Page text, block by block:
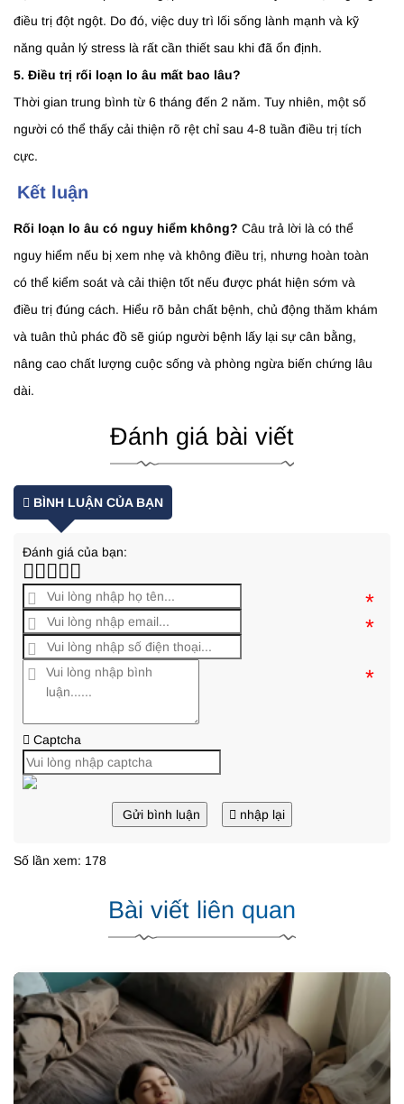
điều trị đột ngột. Do đó, việc duy trì lối sống lành mạnh và kỹ
năng quản lý stress là rất cần thiết sau khi đã ổn định.
5. Điều trị rối loạn lo âu mất bao lâu?
Thời gian trung bình từ 6 tháng đến 2 năm. Tuy nhiên, một số
người có thể thấy cải thiện rõ rệt chỉ sau 4-8 tuần điều trị tích
cực.
Kết luận
Rối loạn lo âu có nguy hiểm không? Câu trả lời là có thể
nguy hiểm nếu bị xem nhẹ và không điều trị, nhưng hoàn toàn
có thể kiểm soát và cải thiện tốt nếu được phát hiện sớm và
điều trị đúng cách. Hiểu rõ bản chất bệnh, chủ động thăm khám
và tuân thủ phác đồ sẽ giúp người bệnh lấy lại sự cân bằng,
nâng cao chất lượng cuộc sống và phòng ngừa biến chứng lâu
dài.
Đánh giá bài viết
BÌNH LUẬN CỦA BẠN
Đánh giá của bạn:
*
*
*
Captcha
Gửi bình luận nhập lại
Số lần xem: 178
Bài viết liên quan